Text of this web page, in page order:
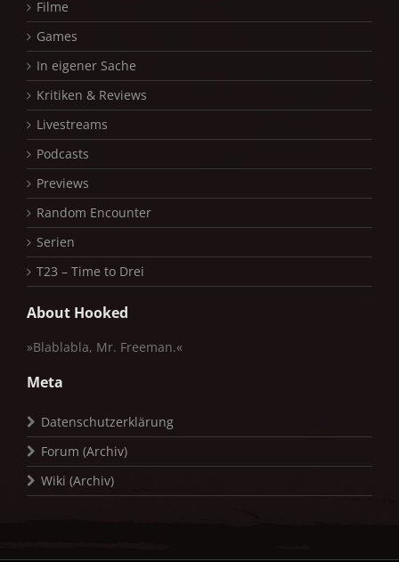
Filme
Games
In eigener Sache
Kritiken & Reviews
Livestreams
Podcasts
Previews
Random Encounter
Serien
T23 – Time to Drei
About Hooked
»Blablabla, Mr. Freeman.«
Meta
Datenschutzerklärung
Forum (Archiv)
Wiki (Archiv)